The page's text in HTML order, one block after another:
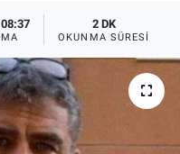
2 DK
OKUNMA SÜRESI